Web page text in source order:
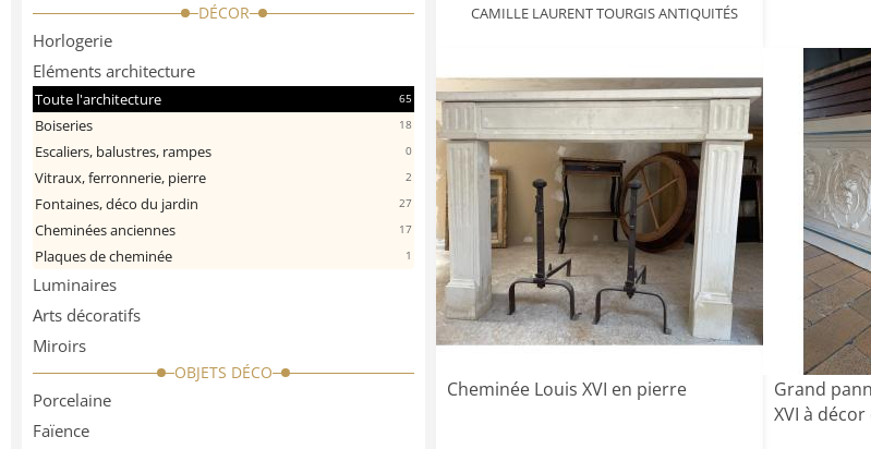
DÉCOR
Horlogerie
Eléments architecture
Toute l'architecture 65
Boiseries 18
Escaliers, balustres, rampes 0
Vitraux, ferronnerie, pierre 2
Fontaines, déco du jardin 27
Cheminées anciennes 17
Plaques de cheminée 1
Luminaires
Arts décoratifs
Miroirs
OBJETS DÉCO
Porcelaine
Faïence
CAMILLE LAURENT TOURGIS ANTIQUITÉS
Cheminée Louis XVI en pierre
Grand
XVI à